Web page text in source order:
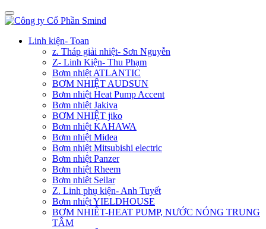
Linh kiện- Toan
z. Tháp giải nhiệt- Sơn Nguyễn
Z- Linh Kiện- Thu Phạm
Bơm nhiệt ATLANTIC
BƠM NHIỆT AUDSUN
Bơm nhiệt Heat Pump Accent
Bơm nhiệt Jakiva
BƠM NHIỆT jiko
Bơm nhiệt KAHAWA
Bơm nhiệt Midea
Bơm nhiệt Mitsubishi electric
Bơm nhiệt Panzer
Bơm nhiệt Rheem
Bơm nhiêt Seilar
Z. Linh phụ kiện- Anh Tuyết
Bơm nhiệt YIELDHOUSE
BƠM NHIÊT-HEAT PUMP, NƯỚC NÓNG TRUNG
TÂM